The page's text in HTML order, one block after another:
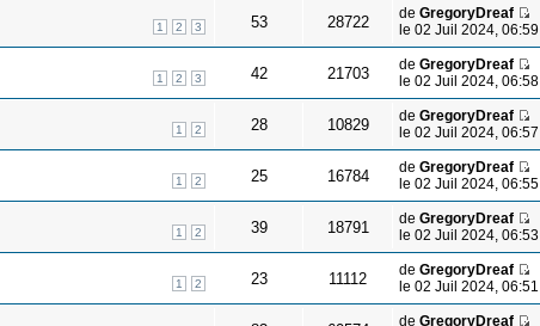
1 2 3 53 28722 de GregoryDreaf
le 02 Juil 2024, 06:59
1 2 3 42 21703 de GregoryDreaf
le 02 Juil 2024, 06:58
1 2 28 10829 de GregoryDreaf
le 02 Juil 2024, 06:57
1 2 25 16784 de GregoryDreaf
le 02 Juil 2024, 06:55
1 2 39 18791 de GregoryDreaf
le 02 Juil 2024, 06:53
1 2 23 11112 de GregoryDreaf
le 02 Juil 2024, 06:51
de GregoryDreaf